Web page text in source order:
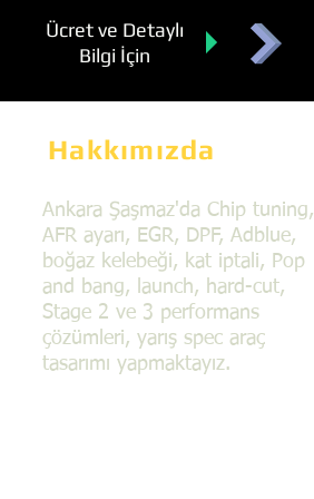
Ücret ve Detaylı
Bilgi İçin
Hakkımızda
Ankara Şaşmaz'da Chip tuning,
AFR ayarı, EGR, DPF, Adblue,
boğaz kelebeği, kat iptali, Pop
and bang, launch, hard-cut,
Stage 2 ve 3 performans
çözümleri, yarış spec araç
tasarımı yapmaktayız.